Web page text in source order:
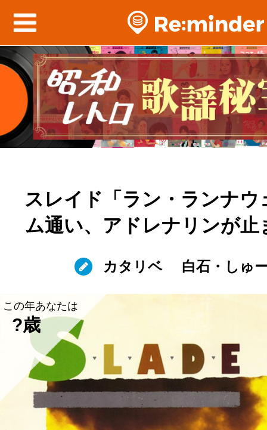
スレイド「ラン・ランナウ
ム通い、アドレナリンが止
カタリベ 白石・しゅ
この年あなたは
?歳